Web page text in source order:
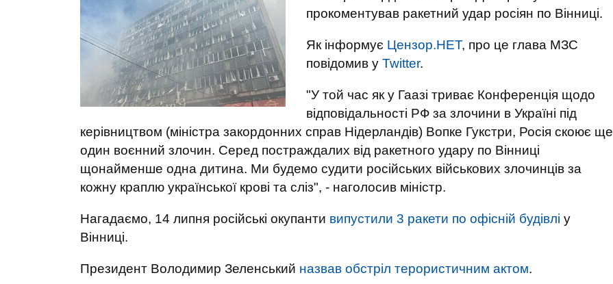
прокоментував ракетний удар росіян по Вінниці.
Як інформує Цензор.НЕТ, про це глава МЗС
повідомив у Twitter.
"У той час як у Гаазі триває Конференція щодо
відповідальності РФ за злочини в Україні під
керівництвом (міністра закордонних справ Нідерландів) Вопке Гукстри, Росія скоює ще
один воєнний злочин. Серед постраждалих від ракетного удару по Вінниці
щонайменше одна дитина. Ми будемо судити російських військових злочинців за
кожну краплю української крові та сліз", - наголосив міністр.
Нагадаємо, 14 липня російські окупанти випустили 3 ракети по офісній будівлі у
Вінниці.
Президент Володимир Зеленський назвав обстріл терористичним актом.